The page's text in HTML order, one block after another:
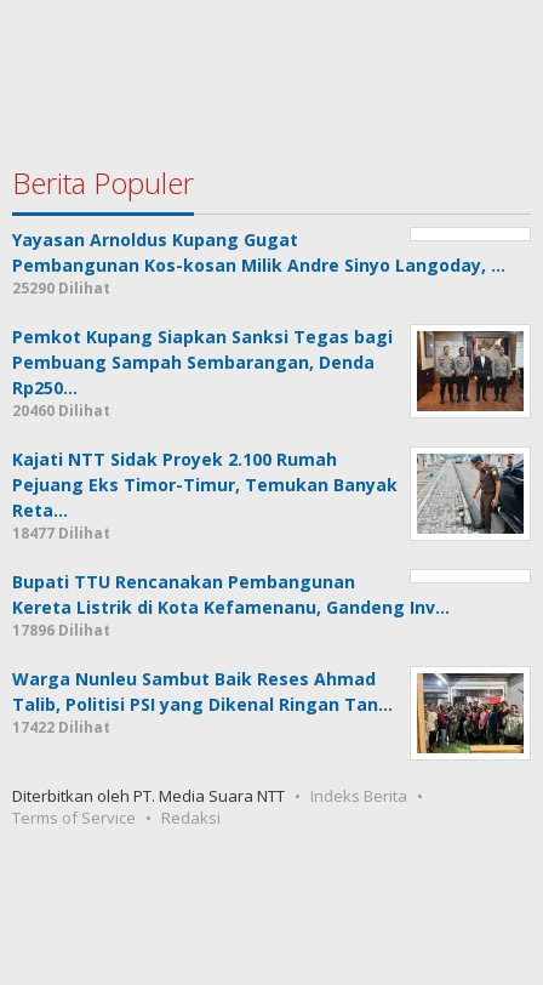
Berita Populer
Yayasan Arnoldus Kupang Gugat
Pembangunan Kos-kosan Milik Andre Sinyo Langoday, …
25290 Dilihat
Pemkot Kupang Siapkan Sanksi Tegas bagi
Pembuang Sampah Sembarangan, Denda
Rp250…
20460 Dilihat
Kajati NTT Sidak Proyek 2.100 Rumah
Pejuang Eks Timor-Timur, Temukan Banyak
Reta…
18477 Dilihat
Bupati TTU Rencanakan Pembangunan
Kereta Listrik di Kota Kefamenanu, Gandeng Inv…
17896 Dilihat
Warga Nunleu Sambut Baik Reses Ahmad
Talib, Politisi PSI yang Dikenal Ringan Tan…
17422 Dilihat
Diterbitkan oleh PT. Media Suara NTT
Indeks Berita
Terms of Service
Redaksi